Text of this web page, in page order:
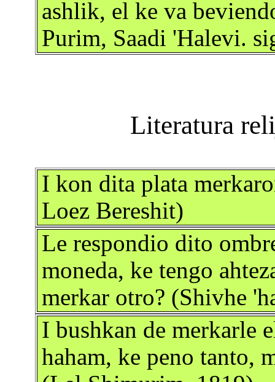
ashlik, el ke va
Purim, Saadi 'Halevi.
I kon dita plata
Loez Bereshit)
Le respondio dito
moneda, ke tengo
merkar otro? (Shivhe
I bushkan de merkarle
haham, ke peno tanto,